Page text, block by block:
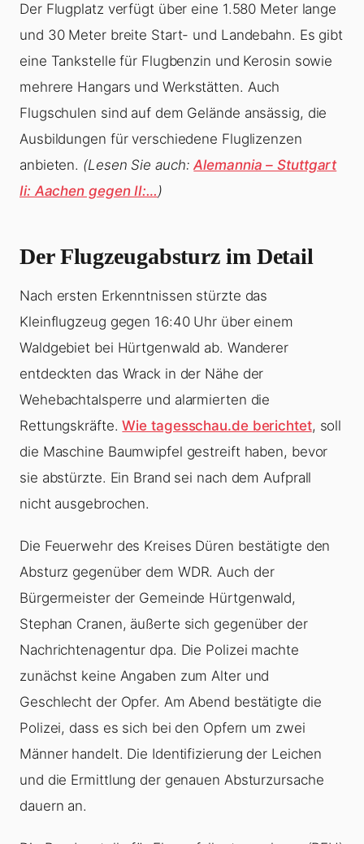
Der Flugplatz verfügt über eine 1.580 Meter lange
und 30 Meter breite Start- und Landebahn. Es gibt
eine Tankstelle für Flugbenzin und Kerosin sowie
mehrere Hangars und Werkstätten. Auch
Flugschulen sind auf dem Gelände ansässig, die
Ausbildungen für verschiedene Fluglizenzen
anbieten. (Lesen Sie auch:Alemannia – Stuttgart
Ii: Aachen gegen II:…)
Der Flugzeugabsturz im Detail
Nach ersten Erkenntnissen stürzte das
Kleinflugzeug gegen 16:40 Uhr über einem
Waldgebiet bei Hürtgenwald ab. Wanderer
entdeckten das Wrack in der Nähe der
Wehebachtalsperre und alarmierten die
Rettungskräfte.Wie tagesschau.de berichtet, soll
die Maschine Baumwipfel gestreift haben, bevor
sie abstürzte. Ein Brand sei nach dem Aufprall
nicht ausgebrochen.
Die Feuerwehr des Kreises Düren bestätigte den
Absturz gegenüber dem WDR. Auch der
Bürgermeister der Gemeinde Hürtgenwald,
Stephan Cranen, äußerte sich gegenüber der
Nachrichtenagentur dpa. Die Polizei machte
zunächst keine Angaben zum Alter und
Geschlecht der Opfer. Am Abend bestätigte die
Polizei, dass es sich bei den Opfern um zwei
Männer handelt. Die Identifizierung der Leichen
und die Ermittlung der genauen Absturzursache
dauern an.